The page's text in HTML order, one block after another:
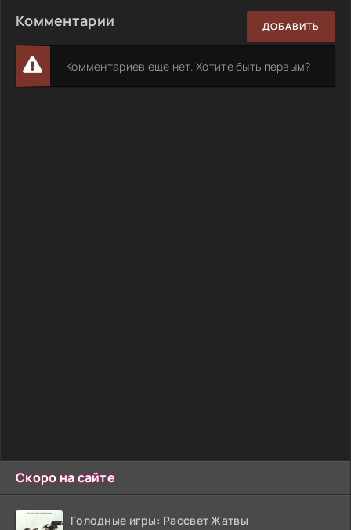
Скоро на сайте
Голодные игры: Рассвет Жатвы
Комментарии ДОБАВИТЬ
Комментариев еще нет. Хотите быть первым?